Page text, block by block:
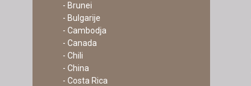
- Brunei
- Bulgarije
- Cambodja
- Canada
- Chili
- China
- Costa Rica